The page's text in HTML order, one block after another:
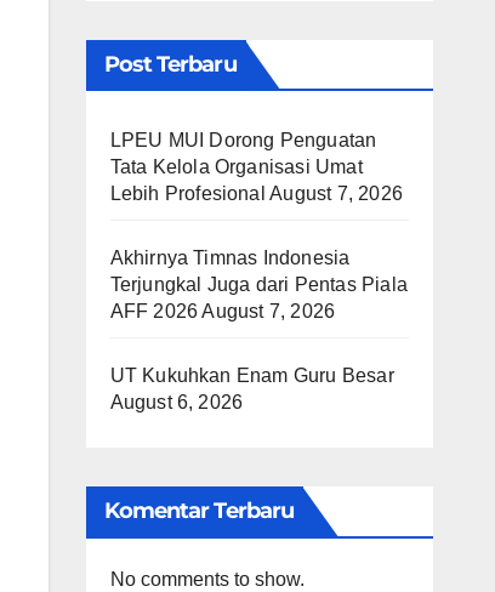
Post Terbaru
LPEU MUI Dorong Penguatan
Tata Kelola Organisasi Umat
Lebih Profesional August 7, 2026
Akhirnya Timnas Indonesia
Terjungkal Juga dari Pentas Piala
AFF 2026August 7, 2026
UT Kukuhkan Enam Guru Besar
August 6, 2026
Komentar Terbaru
No comments to show.